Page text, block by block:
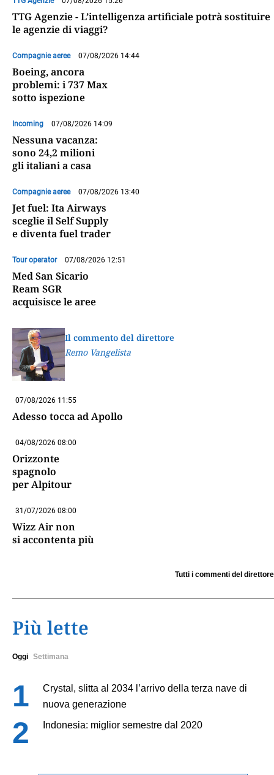
TTG Agenzie - L’intelligenza artificiale potrà sostituire
le agenzie di viaggi?
Compagnie aeree 07/08/2026 14:44
Boeing, ancora
problemi: i 737 Max
sotto ispezione
Incoming 07/08/2026 14:09
Nessuna vacanza:
sono 24,2 milioni
gli italiani a casa
Compagnie aeree 07/08/2026 13:40
Jet fuel: Ita Airways
sceglie il Self Supply
e diventa fuel trader
Tour operator 07/08/2026 12:51
Med San Sicario
Ream SGR
acquisisce le aree
Il commento del direttore
Remo Vangelista
07/08/2026 11:55
Adesso tocca ad Apollo
04/08/2026 08:00
Orizzonte
spagnolo
per Alpitour
31/07/2026 08:00
Wizz Air non
si accontenta più
Tutti i commenti del direttore
Più lette
Oggi Settimana
Crystal, slitta al 2034 l’arrivo della terza nave di
nuova generazione
Indonesia: miglior semestre dal 2020